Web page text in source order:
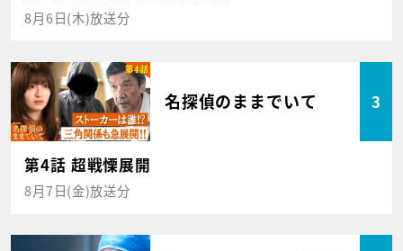
8月6日(木)放送分
名探偵のままでいて 3
第4話 超戦慄展開
8月7日(金)放送分